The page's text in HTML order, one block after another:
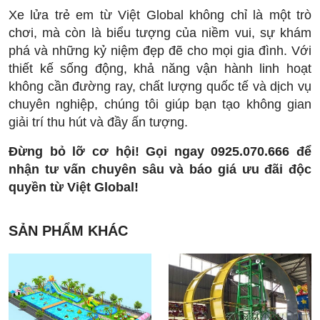
Xe lửa trẻ em từ Việt Global không chỉ là một trò
chơi, mà còn là biểu tượng của niềm vui, sự khám
phá và những kỷ niệm đẹp đẽ cho mọi gia đình. Với
thiết kế sống động, khả năng vận hành linh hoạt
không cần đường ray, chất lượng quốc tế và dịch vụ
chuyên nghiệp, chúng tôi giúp bạn tạo không gian
giải trí thu hút và đầy ấn tượng.
Đừng bỏ lỡ cơ hội! Gọi ngay 0925.070.666 để
nhận tư vấn chuyên sâu và báo giá ưu đãi độc
quyền từ Việt Global!
SẢN PHẨM KHÁC